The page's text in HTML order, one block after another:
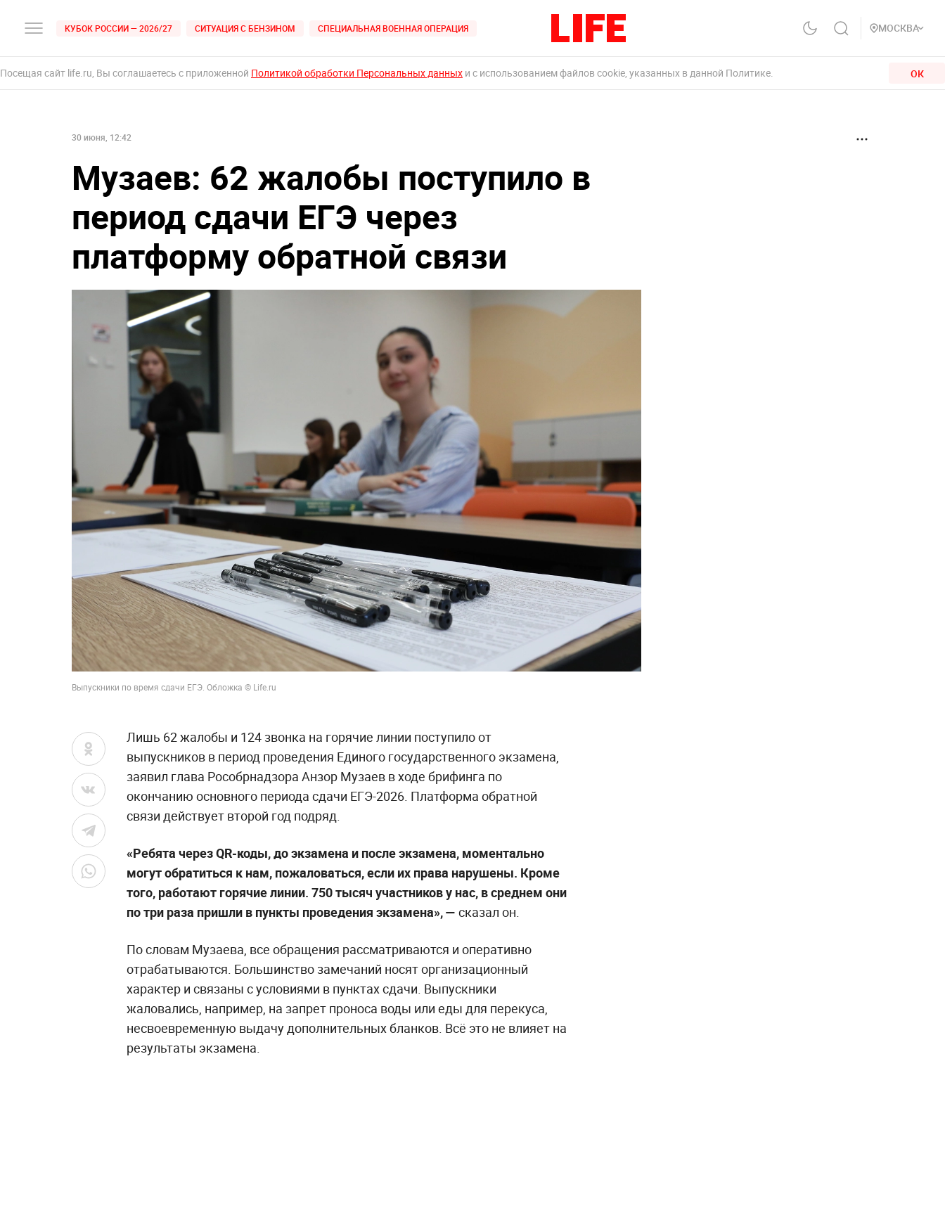
КУБОК РОССИИ — 2026/27 СИТУАЦИЯ С БЕНЗИНОМ СПЕЦИАЛЬНАЯ ВОЕННАЯ ОПЕРАЦИЯ МОСКВА
Посещая сайт life.ru, Вы соглашаетесь с приложенной Политикой обработки Персональных данных и с использованием файлов cookie, указанных в данной Политике. ОК
30 июня, 12:42
Музаев: 62 жалобы поступило в
период сдачи ЕГЭ через
платформу обратной связи
Выпускники по время сдачи ЕГЭ. Обложка © Life.ru
Лишь 62 жалобы и 124 звонка на горячие линии поступило от
выпускников в период проведения Единого государственного экзамена,
заявил глава Рособрнадзора Анзор Музаев в ходе брифинга по
окончанию основного периода сдачи ЕГЭ-2026. Платформа обратной
связи действует второй год подряд.
«Ребята через QR-коды, до экзамена и после экзамена, моментально
могут обратиться к нам, пожаловаться, если их права нарушены. Кроме
того, работают горячие линии. 750 тысяч участников у нас, в среднем они
по три раза пришли в пункты проведения экзамена», — сказал он.
По словам Музаева, все обращения рассматриваются и оперативно
отрабатываются. Большинство замечаний носят организационный
характер и связаны с условиями в пунктах сдачи. Выпускники
жаловались, например, на запрет проноса воды или еды для перекуса,
несвоевременную выдачу дополнительных бланков. Всё это не влияет на
результаты экзамена.